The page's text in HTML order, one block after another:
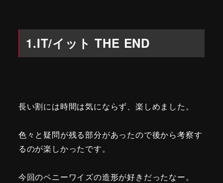
1.IT/イット THE END
長い割には時間は気にならず、楽しめました。
色々と疑問が残る部分があったので後から考察す
るのが楽しかったです。
今回のペニーワイズの造形が好きだったなー。